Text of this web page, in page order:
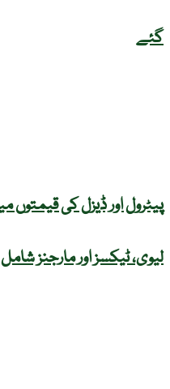
گئے
لیوی، ٹیکسز اور مارجنز شامل